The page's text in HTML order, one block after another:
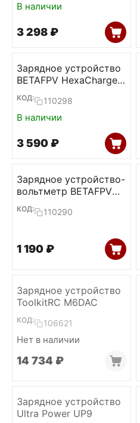
В наличии
3 298 ₽
Зарядное устройство
BETAFPV HexaCharger
Pro (BT2.0, PH2.0)
КОД: 110298
В наличии
3 590 ₽
Зарядное устройство-
вольтметр BETAFPV
BT3.0 (with cable)
КОД: 110290
1 190 ₽
Зарядное устройство
ToolkitRC M6DAC
КОД: 106621
Нет в наличии
14 734 ₽
Зарядное устройство
Ultra Power UP9